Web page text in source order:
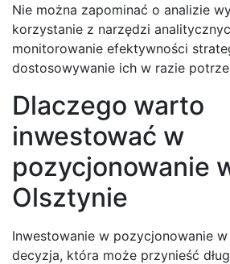
Nie można zapominać o analizie
korzystanie z narzędzi
monitorowanie efektywności
dostosowywanie ich w razie
Dlaczego warto
inwestować w
pozycjonowanie
Olsztynie
Inwestowanie w pozycjonowanie
decyzja, która może przynieść